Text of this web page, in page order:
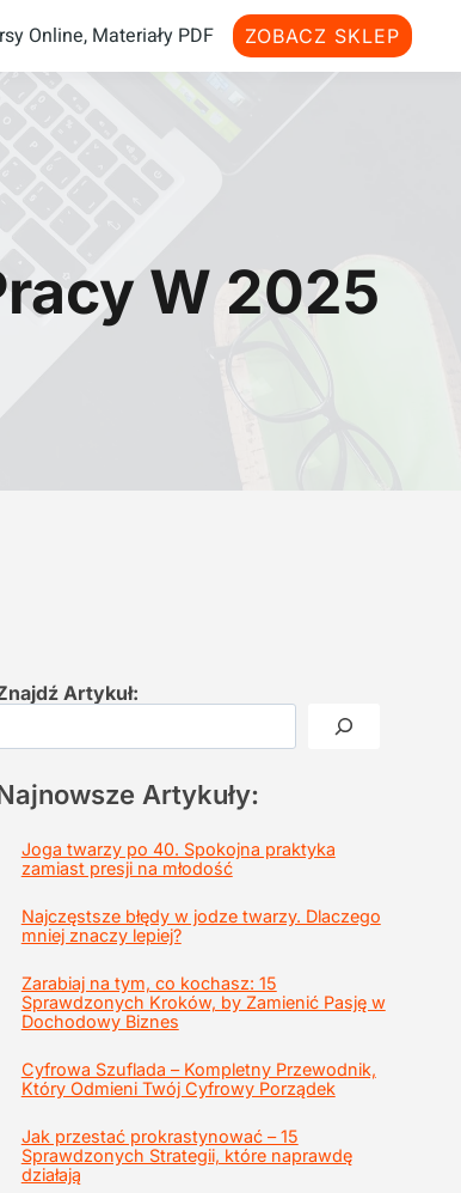
Online, Materiały PDF ZOBACZ SKLEP
W 2025
Artykuł:
Artykuły:
Joga twarzy po 40. Spokojna praktyka
zamiast presji na młodość
Najczęstsze błędy w jodze twarzy. Dlaczego
mniej znaczy lepiej?
Zarabiaj na tym, co kochasz: 15
Sprawdzonych Kroków, by Zamienić Pasję w
Dochodowy Biznes
Cyfrowa Szuflada – Kompletny Przewodnik,
Który Odmieni Twój Cyfrowy Porządek
Jak przestać prokrastynować – 15
Sprawdzonych Strategii, które naprawdę
działają